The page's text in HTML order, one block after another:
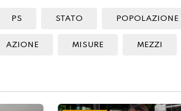
PS STATO POPOLAZIONE
AZIONE MISURE MEZZI